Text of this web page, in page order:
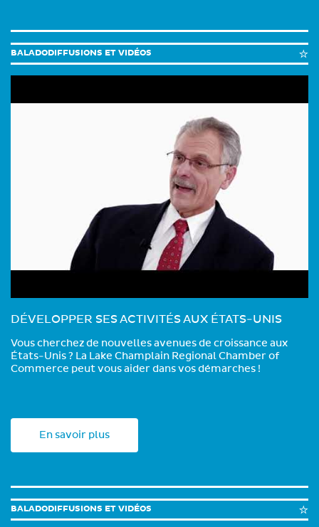
BALADODIFFUSIONS ET VIDÉOS
DÉVELOPPER SES ACTIVITÉS AUX ÉTATS-UNIS
Vous cherchez de nouvelles avenues de croissance aux
États-Unis ? La Lake Champlain Regional Chamber of
Commerce peut vous aider dans vos démarches !
En savoir plus
BALADODIFFUSIONS ET VIDÉOS